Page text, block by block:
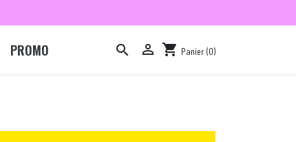
PROMO   shopping_cart Panier (0)